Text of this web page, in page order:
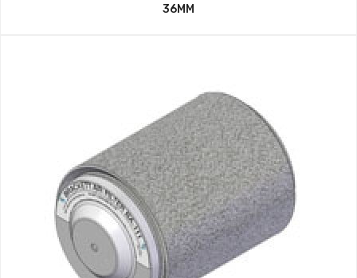
36MM